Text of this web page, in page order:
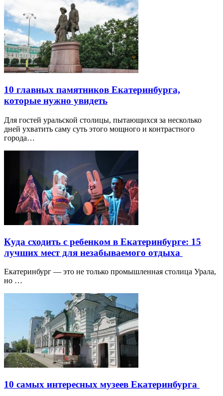
10 главных памятников Екатеринбурга,
которые нужно увидеть
Для гостей уральской столицы, пытающихся за несколько
дней ухватить саму суть этого мощного и контрастного
города…
Куда сходить с ребенком в Екатеринбурге: 15
лучших мест для незабываемого отдыха
Екатеринбург — это не только промышленная столица Урала,
но …
10 самых интересных музеев Екатеринбурга